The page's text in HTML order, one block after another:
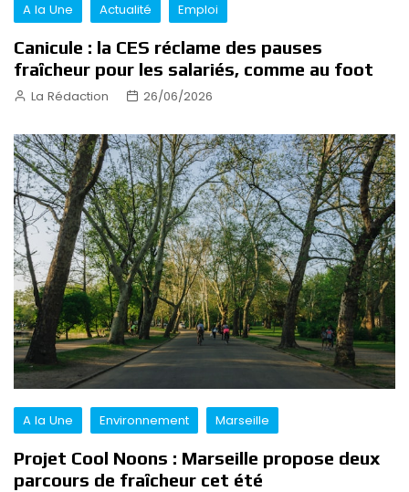
A la Une Actualité Emploi
Canicule : la CES réclame des pauses
fraîcheur pour les salariés, comme au foot
La Rédaction 26/06/2026
A la Une Environnement Marseille
Projet Cool Noons : Marseille propose deux
parcours de fraîcheur cet été